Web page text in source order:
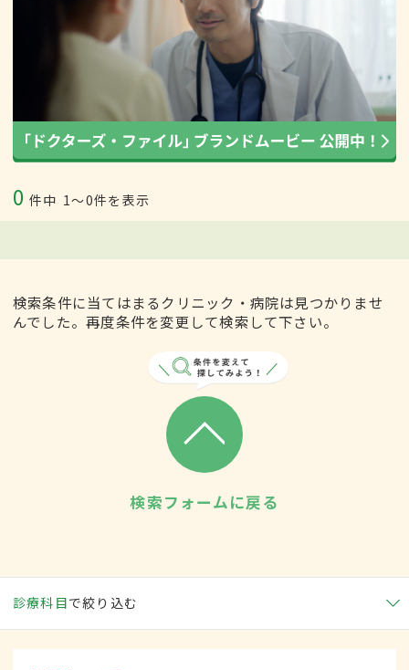
0 件中 1〜0件を表示
検索条件に当てはまるクリニック・病院は見つかりませ
んでした。再度条件を変更して検索して下さい。
検索フォームに戻る
診療科目で絞り込む